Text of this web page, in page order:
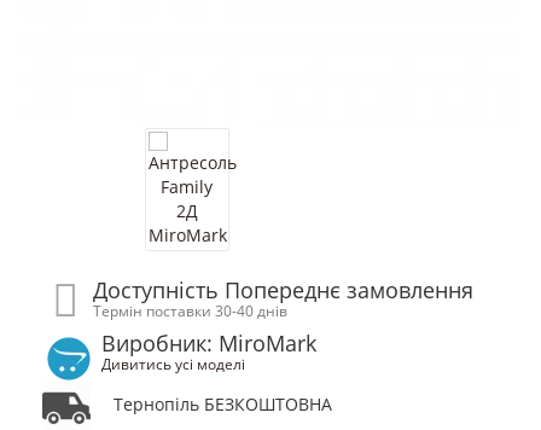
Доступність Попереднє замовлення
Термін поставки 30-40 днів
Виробник: MiroMark
Дивитись усі моделі
Тернопіль БЕЗКОШТОВНА